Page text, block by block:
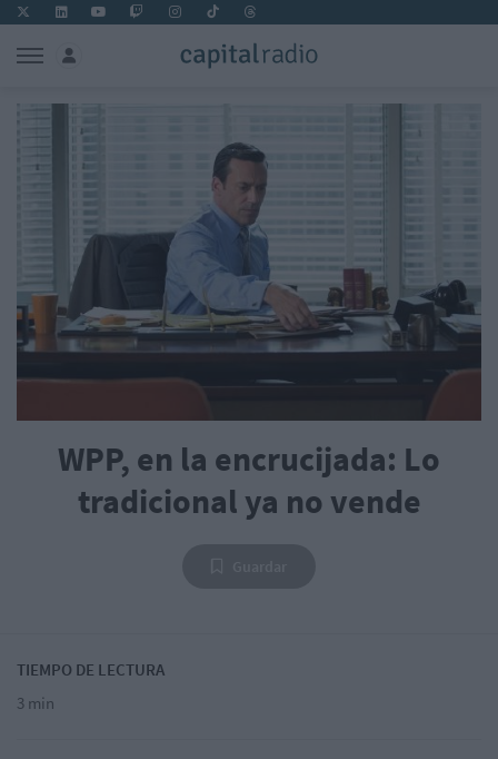
WPP, en la encrucijada: Lo
tradicional ya no vende
TIEMPO DE LECTURA
3 min